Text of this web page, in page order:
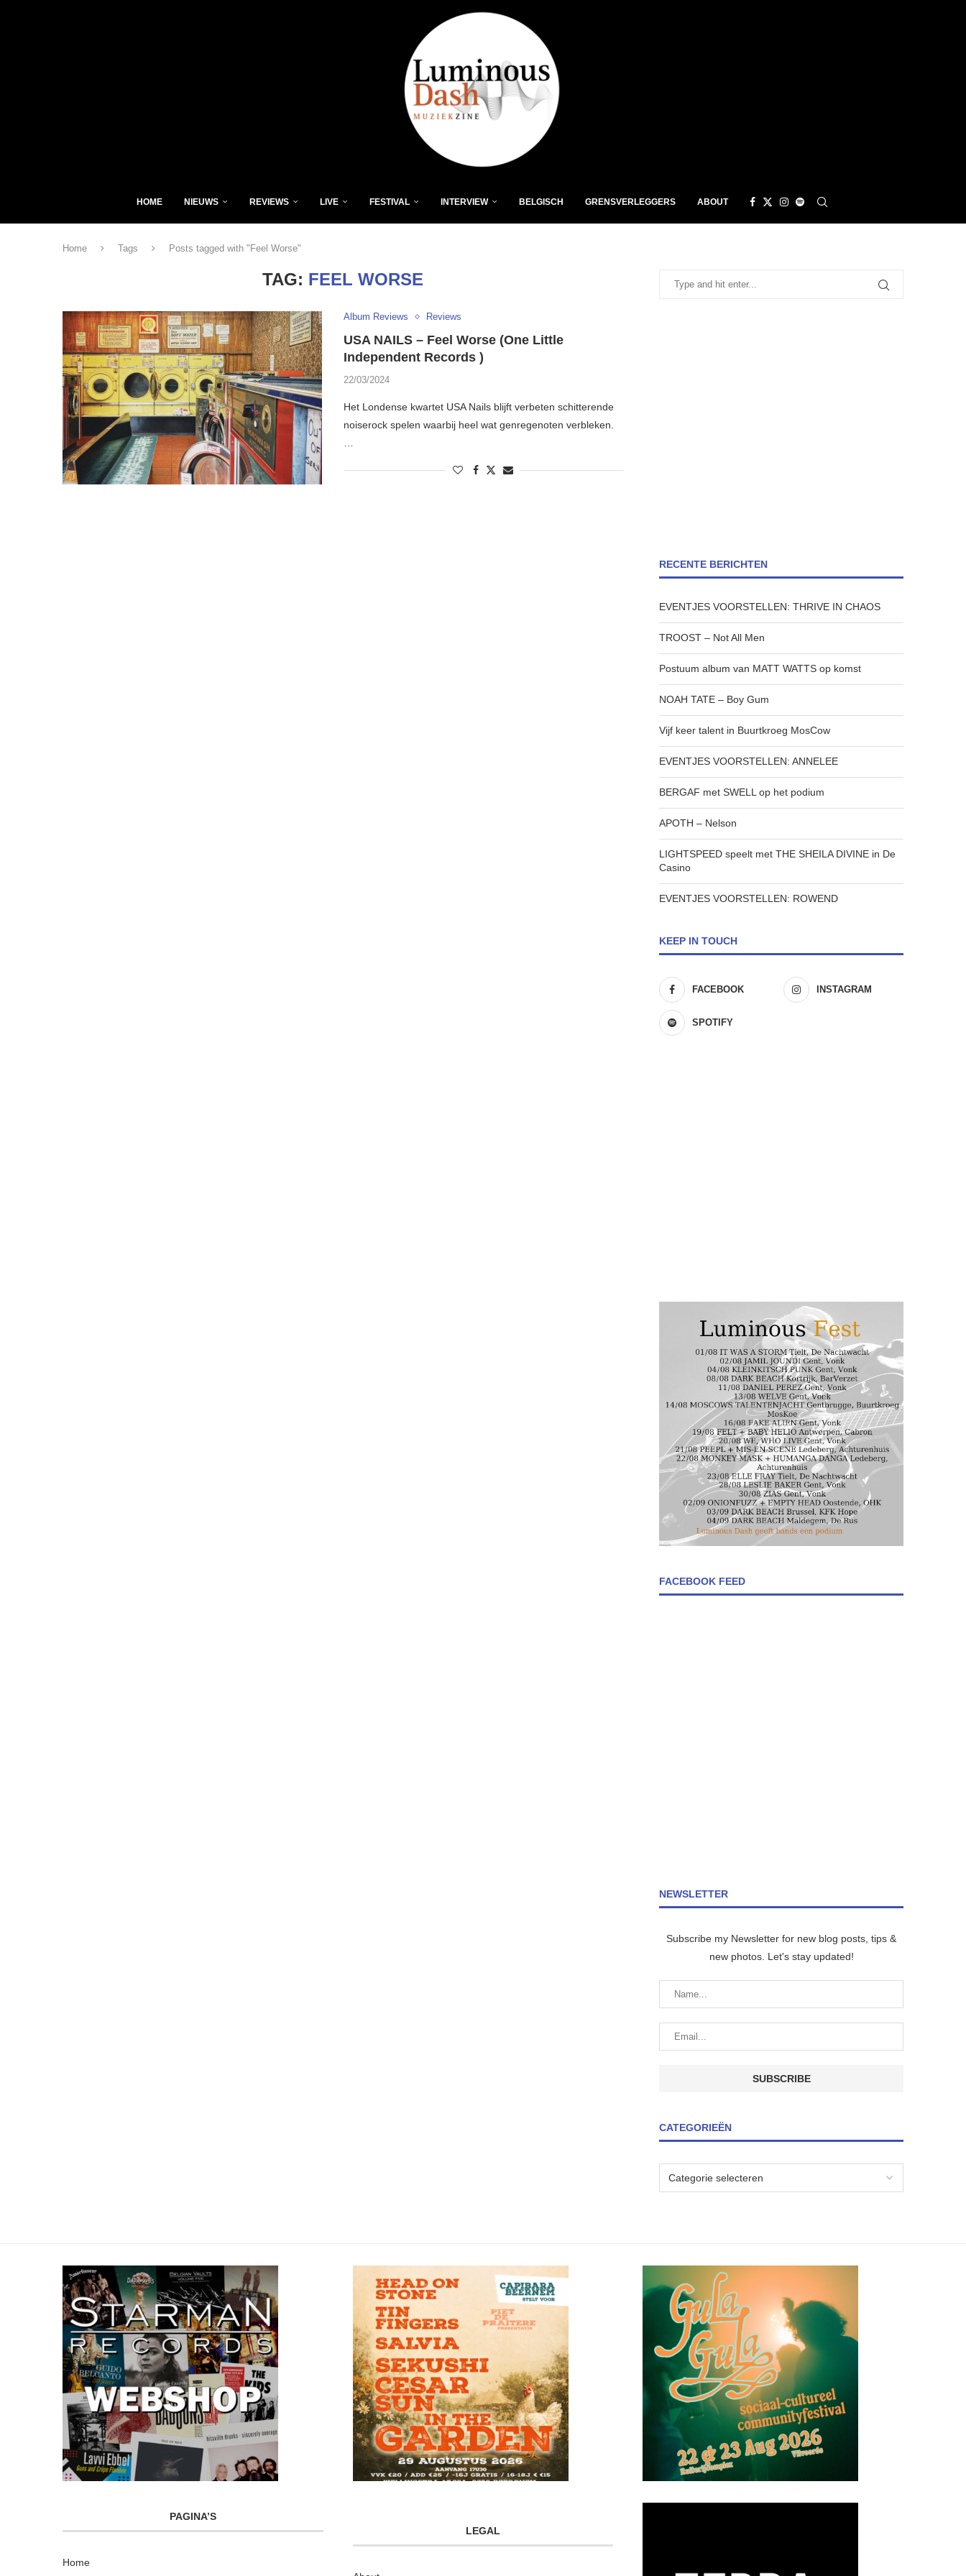
HOME NIEUWS REVIEWS LIVE FESTIVAL INTERVIEW BELGISCH GRENSVERLEGGERS ABOUT
Home Tags Posts tagged with "Feel Worse"
TAG: FEEL WORSE
Album Reviews Reviews
USA NAILS – Feel Worse (One Little
Independent Records )
22/03/2024
Het Londense kwartet USA Nails blijft verbeten schitterende
noiserock spelen waarbij heel wat genregenoten verbleken.
…
RECENTE BERICHTEN
EVENTJES VOORSTELLEN: THRIVE IN CHAOS
TROOST – Not All Men
Postuum album van MATT WATTS op komst
NOAH TATE – Boy Gum
Vijf keer talent in Buurtkroeg MosCow
EVENTJES VOORSTELLEN: ANNELEE
BERGAF met SWELL op het podium
APOTH – Nelson
LIGHTSPEED speelt met THE SHEILA DIVINE in De
Casino
EVENTJES VOORSTELLEN: ROWEND
KEEP IN TOUCH
FACEBOOK INSTAGRAM
SPOTIFY
FACEBOOK FEED
NEWSLETTER
Subscribe my Newsletter for new blog posts, tips &
new photos. Let's stay updated!
CATEGORIEËN
PAGINA’S
Home
LEGAL